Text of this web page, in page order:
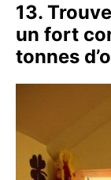
13.
un fort
tonnes